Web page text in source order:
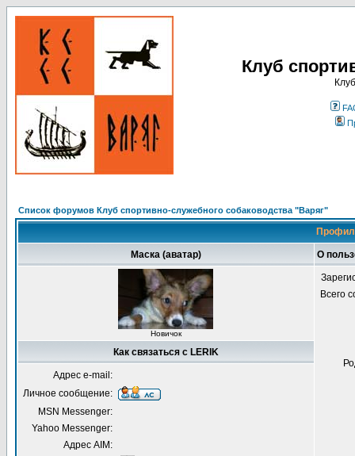
Клуб
Список форумов Клуб спортивно-служебного собаководства "Варяг"
Маска (аватар) О
Новичок
Всего
Как связаться с LERIK
Адрес e-mail:
Личное сообщение:
MSN Messenger:
Yahoo Messenger:
Адрес AIM: